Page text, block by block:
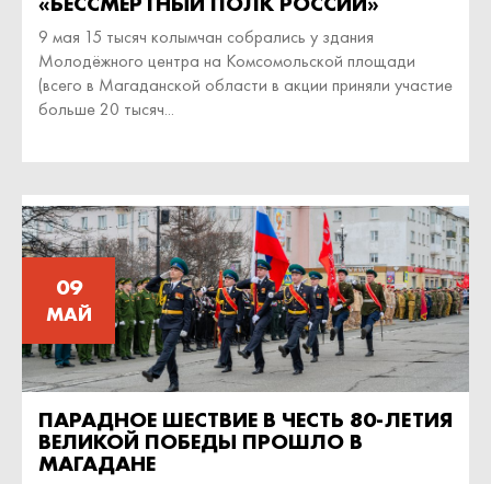
9 мая 15 тысяч колымчан собрались у здания
Молодёжного центра на Комсомольской площади
(всего в Магаданской области в акции приняли участие
больше 20 тысяч...
09
МАЙ
ПАРАДНОЕ ШЕСТВИЕ В ЧЕСТЬ 80-ЛЕТИЯ
ВЕЛИКОЙ ПОБЕДЫ ПРОШЛО В
МАГАДАНЕ